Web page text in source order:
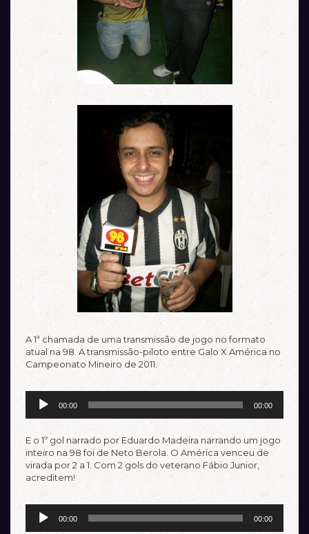
A 1ª chamada de uma transmissão de jogo no formato
atual na 98. A transmissão-piloto entre Galo X América no
Campeonato Mineiro de 2011.
Tocador
00:00 00:00
E o 1º gol narrado por Eduardo Madeira narrando um jogo
inteiro na 98 foi de Neto Berola. O América venceu de
virada por 2 a 1. Com 2 gols do veterano Fábio Junior,
acreditem!
Tocador
00:00 00:00